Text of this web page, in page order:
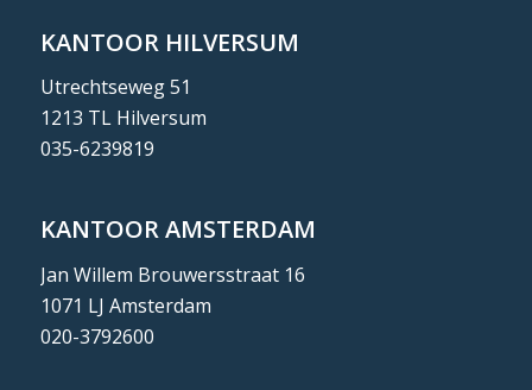
KANTOOR HILVERSUM
Utrechtseweg 51
1213 TL Hilversum
035-6239819
KANTOOR AMSTERDAM
Jan Willem Brouwersstraat 16
1071 LJ Amsterdam
020-3792600